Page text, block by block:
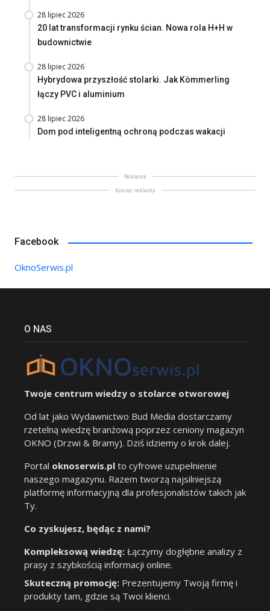
28 lipiec 2026
20 lat transformacji rynku ścian. Nowa rola H+H w
budownictwie
28 lipiec 2026
Hybrydowa przyszłość stolarki. Jak Kömmerling
łączy PVC i aluminium
28 lipiec 2026
Dom pod inteligentną ochroną podczas wakacji
Reklama
Koniec reklamy
Facebook
OknoSerwis.pl
O NAS
Twoje centrum wiedzy o stolarce otworowej
Od lat jako Wydawnictwo Bud Media dostarczamy
rzetelną wiedzę branżową poprzez ceniony magazyn
OKNO (Drzwi & Bramy). Dziś idziemy o krok dalej.
Portal oknoserwis.pl to cyfrowe uzupełnienie
naszego magazynu. Razem tworzą najsilniejszą
platformę informacyjną dla profesjonalistów takich jak
Ty.
Co zyskujesz, będąc z nami?
Kompleksową wiedzę: Łączymy dogłębne analizy z
prasy z szybkością informacji online.
Skuteczną promocję: Prezentujemy Twoją firmę i
produkty tam, gdzie są Twoi klienci.